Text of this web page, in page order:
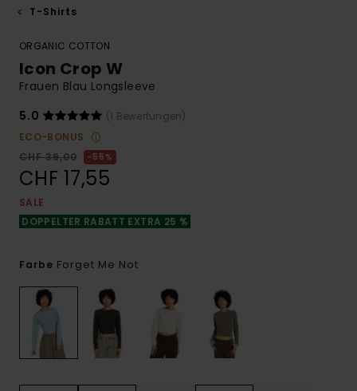
T-Shirts
ORGANIC COTTON
Icon Crop W
Frauen Blau Longsleeve
5.0
(1 Bewertungen)
ECO-BONUS
CHF 39,00
55%
CHF 17,55
SALE
DOPPELTER RABATT EXTRA 25 %
Farbe Forget Me Not